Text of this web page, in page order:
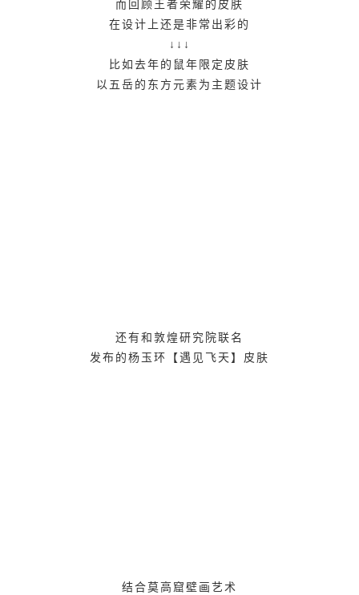
而回顾王者荣耀的皮肤
在设计上还是非常出彩的
↓↓↓
比如去年的鼠年限定皮肤
以五岳的东方元素为主题设计
还有和敦煌研究院联名
发布的杨玉环【遇见飞天】皮肤
结合莫高窟壁画艺术